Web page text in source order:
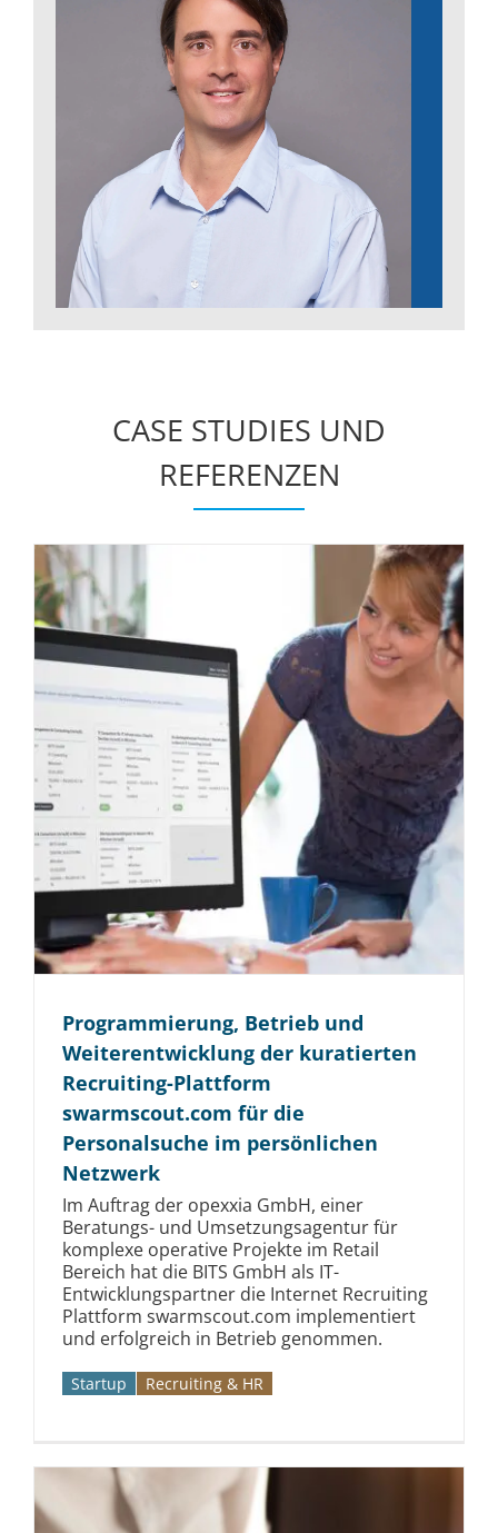
CASE STUDIES UND
REFERENZEN
Programmierung, Betrieb und
Weiterentwicklung der kuratierten
Recruiting-Plattform
swarmscout.com für die
Personalsuche im persönlichen
Netzwerk
Im Auftrag der opexxia GmbH, einer
Beratungs- und Umsetzungsagentur für
komplexe operative Projekte im Retail
Bereich hat die BITS GmbH als IT-
Entwicklungspartner die Internet Recruiting
Plattform swarmscout.com implementiert
und erfolgreich in Betrieb genommen.
Startup Recruiting & HR